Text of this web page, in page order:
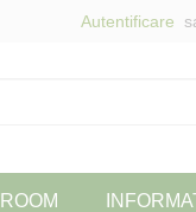
Autentificare